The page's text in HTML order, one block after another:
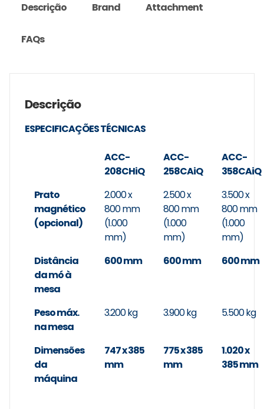
Descrição Brand Attachment
FAQs
Descrição
ESPECIFICAÇÕES TÉCNICAS
ACC-
208CHiQ
ACC-
258CAiQ
ACC-
358CAiQ
Prato
magnético
(opcional)
2.000 x
800 mm
(1.000
mm)
2.500 x
800 mm
(1.000
mm)
3.500 x
800 mm
(1.000
mm)
Distância
da mó à
mesa
600 mm 600 mm 600 mm
Peso máx.
na mesa
3.200 kg 3.900 kg 5.500 kg
Dimensões
da
máquina
747 x 385
mm
775 x 385
mm
1.020 x
385 mm